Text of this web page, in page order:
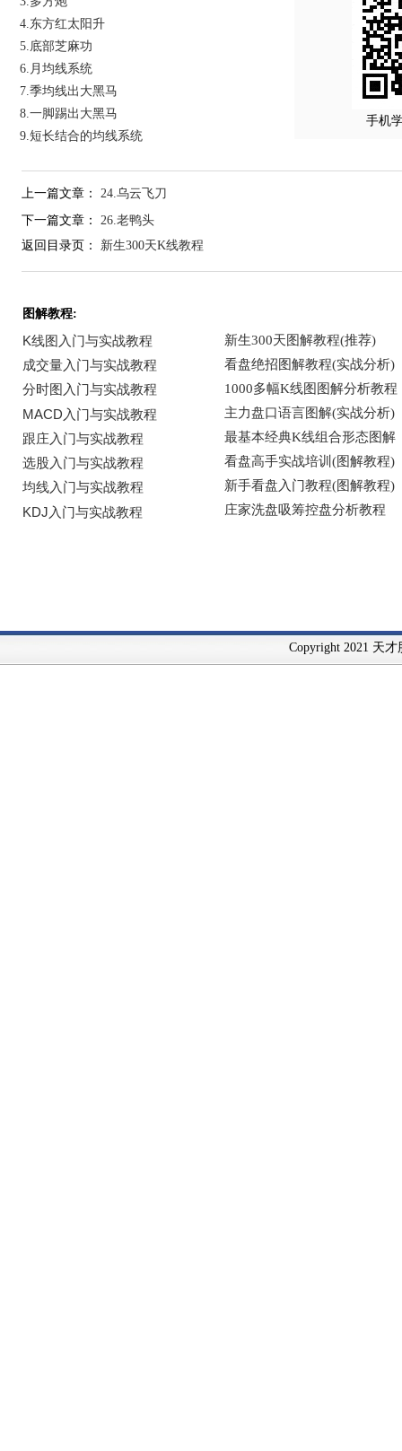
4.东方红太阳升
5.底部芝麻功
6.月均线系统
7.季均线出大黑马
8.一脚踢出大黑马
9.短长结合的均线系统
手机
上一篇文章： 24.乌云飞刀
下一篇文章： 26.老鸭头
返回目录页： 新生300天K线教程
图解教程:
Copyright 2021 天